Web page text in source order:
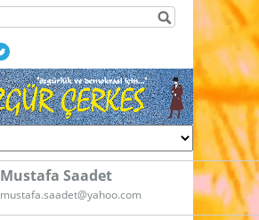
Mustafa Saadet
mustafa.saadet@yahoo.com